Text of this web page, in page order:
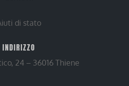
di stato
INDIRIZZO
24 – 36016 Thiene